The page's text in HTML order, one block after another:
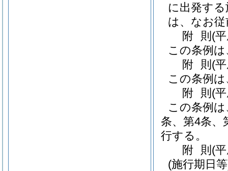
に出発す
は、なお
附 則 (
この条例
附 則 (
この条例
附 則 (
この条例
条、第4条、
行する。
附 則 (
(施行期日